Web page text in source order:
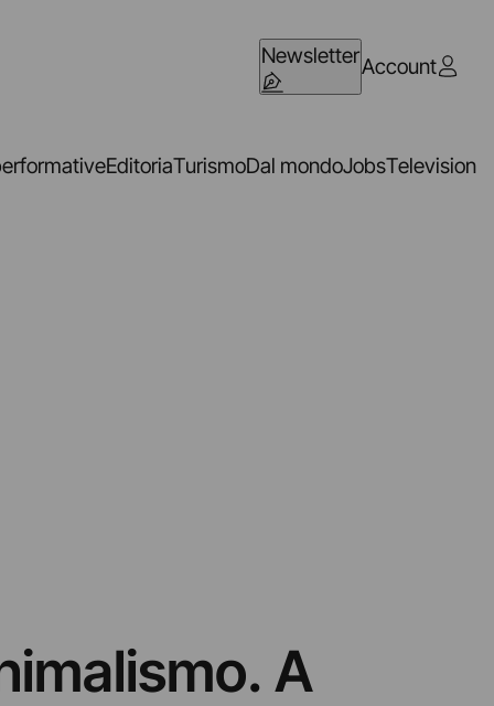
NewsletterAccount
EditoriaTurismoDal mondoJobsTelevision
A